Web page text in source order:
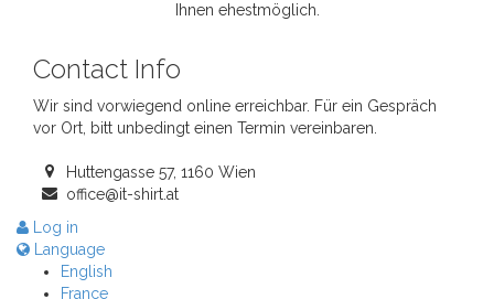
Ihnen ehestmöglich.
Contact Info
Wir sind vorwiegend online erreichbar. Für ein Gespräch
vor Ort, bitt unbedingt einen Termin vereinbaren.
Huttengasse 57, 1160 Wien
office@it-shirt.at
Log in
Language
English
France